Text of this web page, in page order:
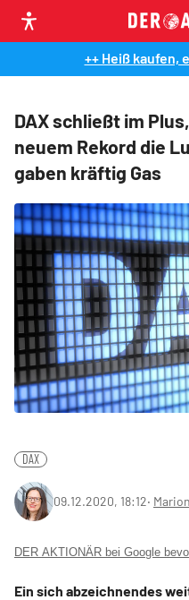
++ Heiß kaufen,
DAX schließt im
neuem Rekord die
gaben kräftig Gas
DAX
09.12.2020, 18:12‧
DER AKTIONÄR bei Google
Ein sich abzeichnendes